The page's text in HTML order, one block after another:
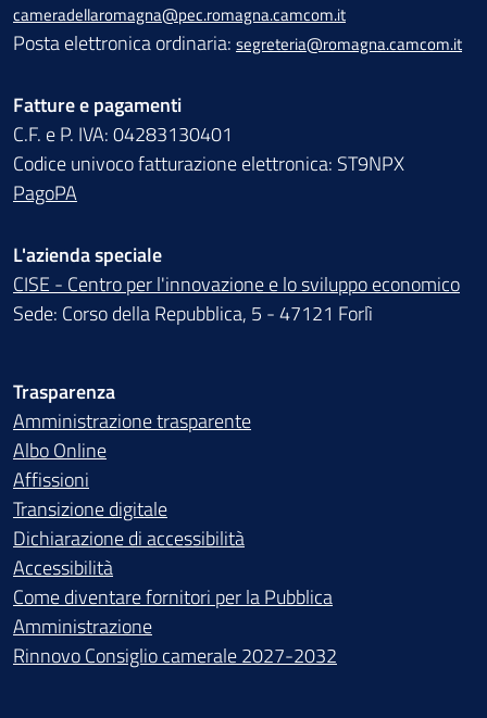
cameradellaromagna@pec.romagna.camcom.it
Posta elettronica ordinaria: segreteria@romagna.camcom.it
Fatture e pagamenti
C.F. e P. IVA: 04283130401
Codice univoco fatturazione elettronica: ST9NPX
PagoPA
L'azienda speciale
CISE - Centro per l'innovazione e lo sviluppo economico
Sede: Corso della Repubblica, 5 - 47121 Forlì
Trasparenza
Amministrazione trasparente
Albo Online
Affissioni
Transizione digitale
Dichiarazione di accessibilità
Accessibilità
Come diventare fornitori per la Pubblica
Amministrazione
Rinnovo Consiglio camerale 2027-2032